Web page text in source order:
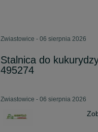
Zwiastowice - 06 sierpnia 2026
Stalnica do
495274
Zwiastowice - 06 sierpnia 2026